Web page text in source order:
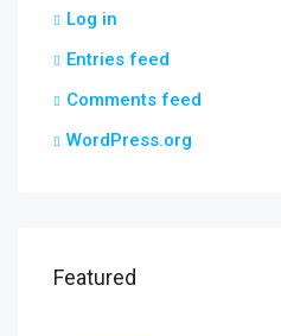
Log in
Entries feed
Comments feed
WordPress.org
Featured
$1,800